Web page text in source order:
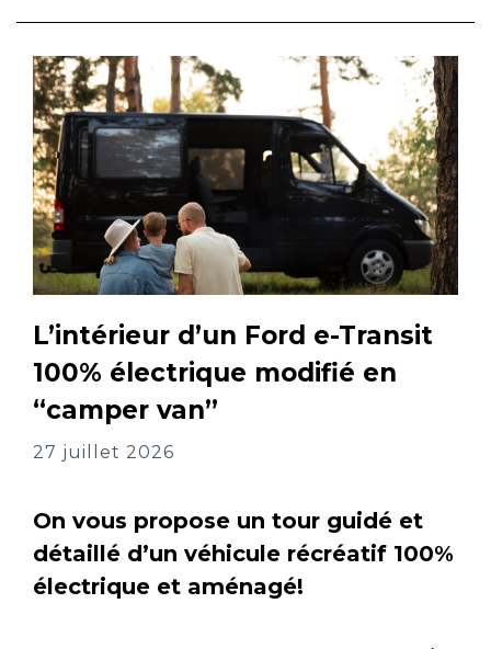
L’intérieur d’un Ford e-Transit
100% électrique modifié en
“camper van”
27 juillet 2026
On vous propose un tour guidé et
détaillé d’un véhicule récréatif 100%
électrique et aménagé!